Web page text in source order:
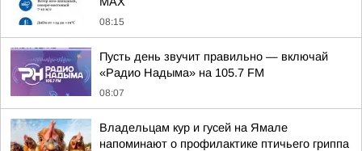
08:15
Пусть день звучит правильно — включай
«Радио Надыма» на 105.7 FM
08:07
Владельцам кур и гусей на Ямале
напоминают o профилактике птичьего гриппа